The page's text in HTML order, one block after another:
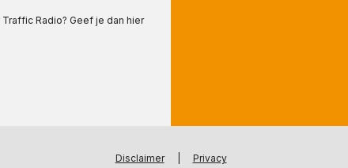
Traffic Radio? Geef je dan hier
Disclaimer Privacy